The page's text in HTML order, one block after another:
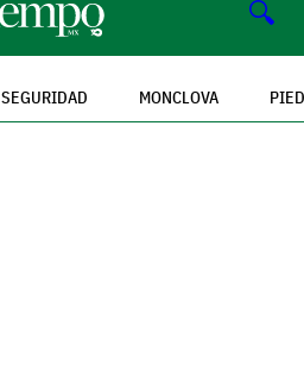
🔍
SEGURIDAD MONCLOVA